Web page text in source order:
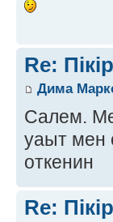
Re:
Дима
Салем.
уаыт мен
откенин
Re: